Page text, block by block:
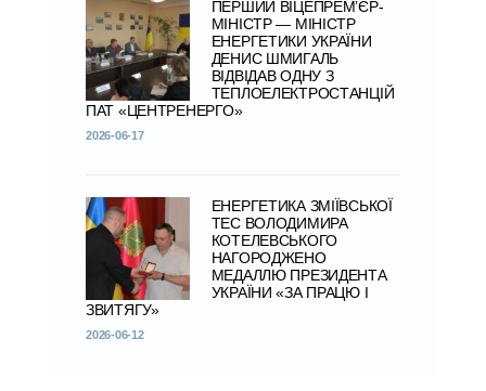
ПЕРШИЙ ВІЦЕПРЕМ’ЄР-
МІНІСТР — МІНІСТР
ЕНЕРГЕТИКИ УКРАЇНИ
ДЕНИС ШМИГАЛЬ
ВІДВІДАВ ОДНУ З
ТЕПЛОЕЛЕКТРОСТАНЦІЙ
ПАТ «ЦЕНТРЕНЕРГО»
2026-06-17
ЕНЕРГЕТИКА ЗМІЇВСЬКОЇ
ТЕС ВОЛОДИМИРА
КОТЕЛЕВСЬКОГО
НАГОРОДЖЕНО
МЕДАЛЛЮ ПРЕЗИДЕНТА
УКРАЇНИ «ЗА ПРАЦЮ І
ЗВИТЯГУ»
2026-06-12